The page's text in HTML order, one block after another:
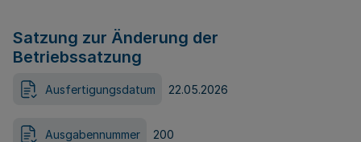
Satzung zur Änderung der
Betriebssatzung
Ausfertigungsdatum 22.05.2026
Ausgabennummer 200